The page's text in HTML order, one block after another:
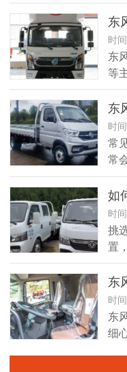
东
时
东
等
驶
时
常
常
胎
如
时
挑
置
款
售...
时
东
细